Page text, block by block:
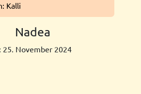
Kalli
Nadea
November 2024